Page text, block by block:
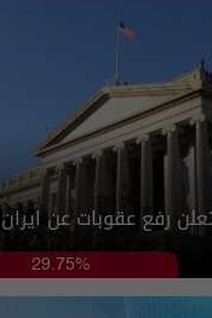
رفع عقوبات عن ايران
29.75%